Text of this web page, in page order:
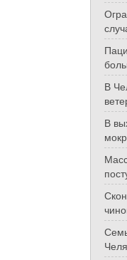
В
В